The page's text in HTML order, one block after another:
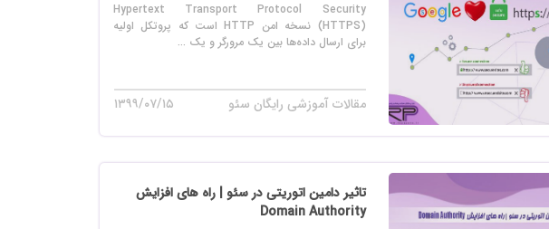
Hypertext Transport Protocol Security
(HTTPS) نسخه امن HTTP است که پروتکل اولیه
برای ارسال داده‌ها بین یک مرورگر و یک ...
مقالات آموزشی رایگان سئو ۱۳۹۹/۰۷/۱۵
تاثیر دامین اتوریتی در سئو | راه های افزایش
Domain Authority